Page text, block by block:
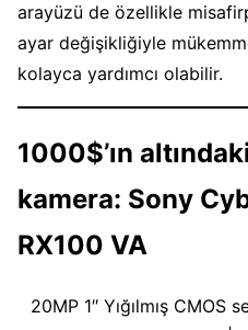
arayüzü de özellikle
ayar değişikliğiyle
kolayca yardımcı olabilir.
1000$’ın
kamera: Sony
RX100 VA
20MP 1″ Yığılmış